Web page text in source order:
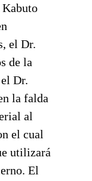
el Dr.
de la
Dr.
la falda
al
el cual
utilizará
El